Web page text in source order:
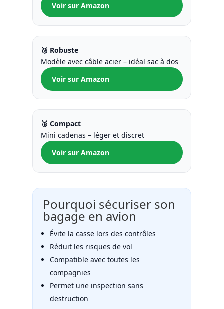
Voir sur Amazon
🥈 Robuste
Modèle avec câble acier – idéal sac à dos
Voir sur Amazon
🥉 Compact
Mini cadenas – léger et discret
Voir sur Amazon
Pourquoi sécuriser son
bagage en avion
Évite la casse lors des contrôles
Réduit les risques de vol
Compatible avec toutes les
compagnies
Permet une inspection sans
destruction